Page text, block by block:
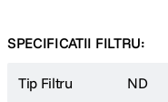
SPECIFICATII FILTRU:
Tip Filtru ND